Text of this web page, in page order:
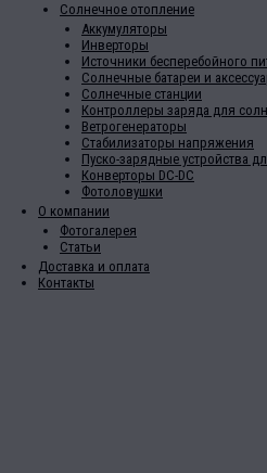
Солнечное отопление
Аккумуляторы
Инверторы
Источники бесперебойного
Солнечные батареи и
Солнечные станции
Контроллеры заряда для
Ветрогенераторы
Стабилизаторы напряжения
Пуско-зарядные устройства
Конверторы DC-DC
Фотоловушки
О компании
Фотогалерея
Статьи
Доставка и оплата
Контакты